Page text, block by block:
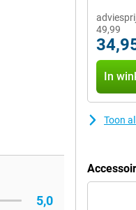
5,0
49,99
In
Toon